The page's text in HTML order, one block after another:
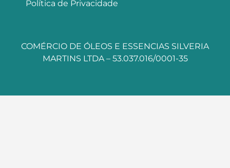
Política de Privacidade
COMÉRCIO DE ÓLEOS E ESSENCIAS SILVERIA
MARTINS LTDA – 53.037.016/0001-35